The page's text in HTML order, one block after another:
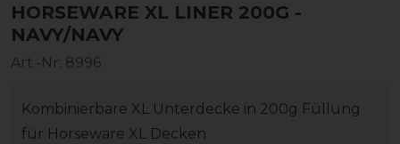
HORSEWARE XL LINER 200G -
NAVY/NAVY
Art.-Nr: 8996
Kombinierbare XL Unterdecke in 200g Füllung
für Horseware XL Decken